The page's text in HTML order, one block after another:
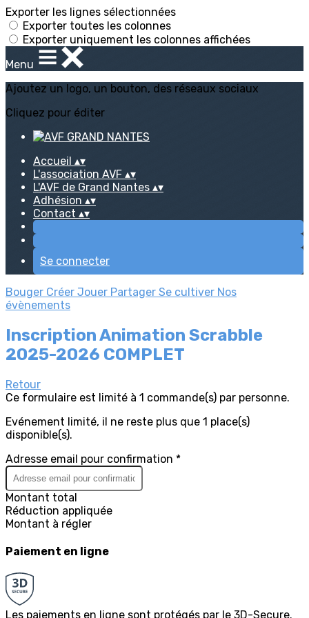
Exporter les lignes sélectionnées
Exporter toutes les colonnes
Exporter uniquement les colonnes affichées
Menu
Ajoutez un logo, un bouton, des réseaux sociaux
Cliquez pour éditer
Accueil ▴▾
L'association AVF ▴▾
L'AVF de Grand Nantes ▴▾
Adhésion ▴▾
Contact ▴▾
Se connecter
Bouger Créer Jouer Partager Se cultiver Nos
évènements
Inscription Animation Scrabble
2025-2026 COMPLET
Retour
Ce formulaire est limité à 1 commande(s) par personne.
Evénement limité, il ne reste plus que 1 place(s)
disponible(s).
Adresse email pour confirmation *
Montant total
Réduction appliquée
Montant à régler
Paiement en ligne
Les paiements en ligne sont protégés par le 3D-Secure.